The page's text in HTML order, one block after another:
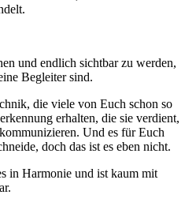
und endlich sichtbar zu werden,
Begleiter sind.
die viele von Euch schon so
erhalten, die sie verdient,
Und es für Euch
doch das ist es eben nicht.
in Harmonie und ist kaum mit